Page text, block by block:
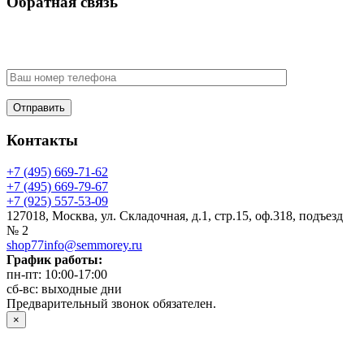
Контакты
+7 (495) 669-71-62
+7 (495) 669-79-67
+7 (925) 557-53-09
127018, Москва, ул. Складочная, д.1, стр.15, оф.318, подъезд
№ 2
shop77info@semmorey.ru
График работы:
пн-пт: 10:00-17:00
сб-вс: выходные дни
Предварительный звонок обязателен.
×